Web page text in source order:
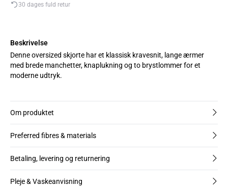
30 dages fuld retur
Beskrivelse
Denne oversized skjorte har et klassisk kravesnit, lange ærmer
med brede manchetter, knaplukning og to brystlommer for et
moderne udtryk.
Om produktet
Preferred fibres & materials
Betaling, levering og returnering
Pleje & Vaskeanvisning